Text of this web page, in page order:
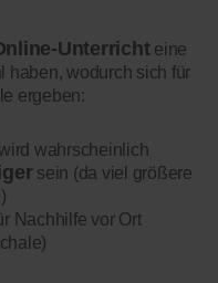
Unterrichteine
haben, wodurch sich für
ergeben:
wahrscheinlich
sein (da viel größere
Nachhilfe vor Ort